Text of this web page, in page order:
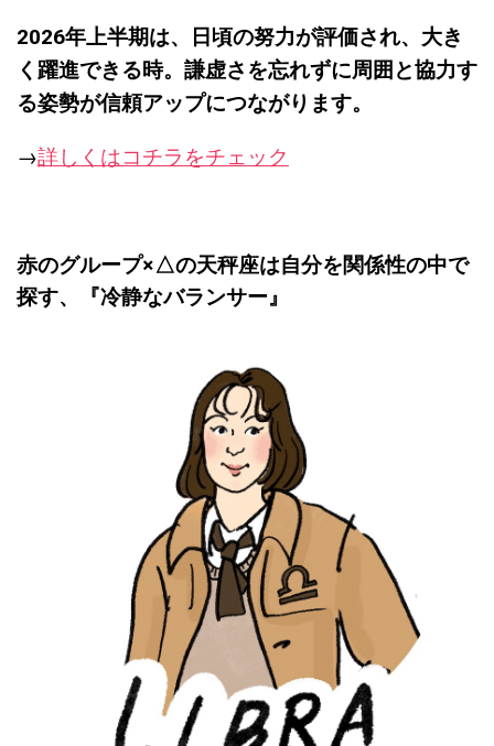
2026年上半期は、日頃の努力が評価され、大き
く躍進できる時。謙虚さを忘れずに周囲と協力す
る姿勢が信頼アップにつながります。
→詳しくはコチラをチェック
赤のグループ×△の天秤座は自分を関係性の中で
探す、『冷静なバランサー』